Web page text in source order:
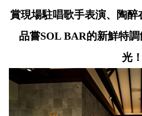
賞現場駐唱歌手表演、陶醉
品嘗SOL BAR的新鮮特
光！